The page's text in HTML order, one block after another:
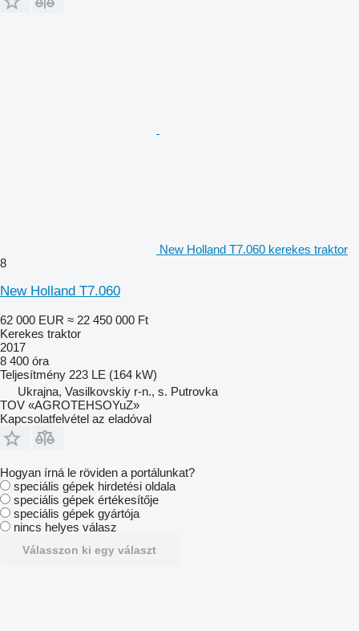
New Holland T7.060 kerekes traktor
8
New Holland T7.060
62 000 EUR ≈ 22 450 000 Ft
Kerekes traktor
2017
8 400 óra
Teljesítmény 223 LE (164 kW)
Ukrajna, Vasilkovskiy r-n., s. Putrovka
TOV «AGROTEHSOYuZ»
Kapcsolatfelvétel az eladóval
Hogyan írná le röviden a portálunkat?
speciális gépek hirdetési oldala
speciális gépek értékesítője
speciális gépek gyártója
nincs helyes válasz
Válasszon ki egy választ